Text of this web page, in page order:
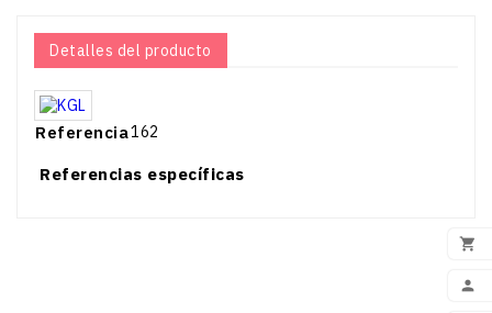


Detalles del producto
Referencia162
Referencias específicas